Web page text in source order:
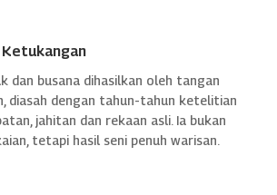
dan busana dihasilkan oleh tangan
diasah dengan tahun-tahun ketelitian
jahitan dan rekaan asli. Ia bukan
tetapi hasil seni penuh warisan.